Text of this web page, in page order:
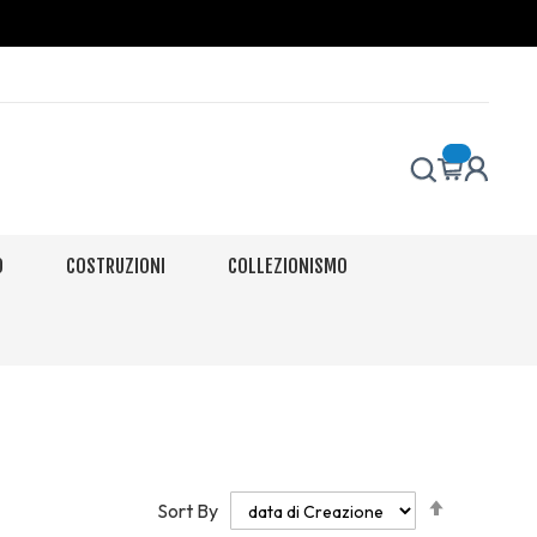
COSTRUZIONI COLLEZIONISMO
Sort By